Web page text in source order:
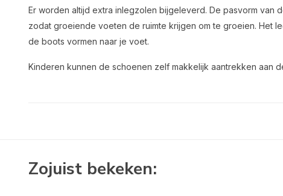
Er worden altijd extra inlegzolen bijgeleverd. De pasvorm van
zodat groeiende voeten de ruimte krijgen om te groeien. Het
de boots vormen naar je voet.
Kinderen kunnen de schoenen zelf makkelijk aantrekken aan
Zojuist bekeken: